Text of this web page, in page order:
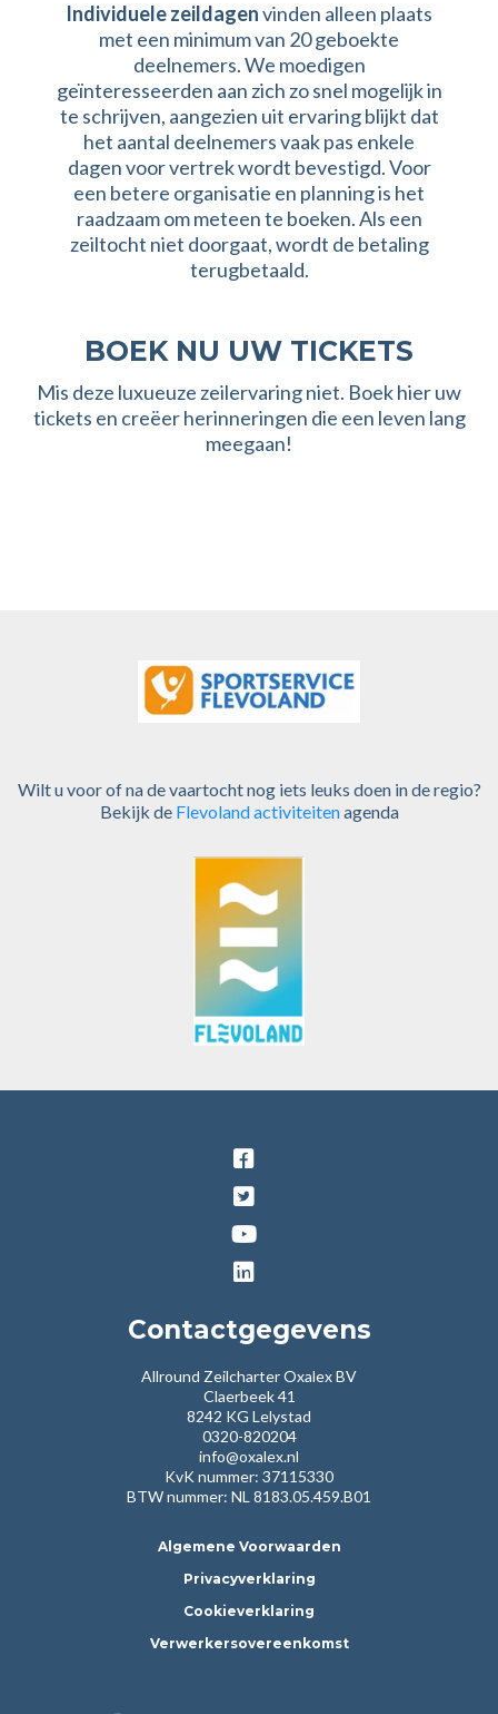
Individuele zeildagenvinden alleen plaats
met een minimum van 20 geboekte
deelnemers. We moedigen
geïnteresseerden aan zich zo snel mogelijk in
te schrijven, aangezien uit ervaring blijkt dat
het aantal deelnemers vaak pas enkele
dagen voor vertrek wordt bevestigd. Voor
een betere organisatie en planning is het
raadzaam om meteen te boeken. Als een
zeiltocht niet doorgaat, wordt de betaling
terugbetaald.
BOEK NU UW TICKETS
Mis deze luxueuze zeilervaring niet. Boek hier uw
tickets en creëer herinneringen die een leven lang
meegaan!
Wilt u voor of na de vaartocht nog iets leuks doen in de regio?
Bekijk de Flevoland activiteitenagenda
Contactgegevens
Allround Zeilcharter Oxalex BV
Claerbeek 41
8242 KG Lelystad
0320-820204
info@oxalex.nl
KvK nummer: 37115330
BTW nummer: NL 8183.05.459.B01
Algemene Voorwaarden
Privacyverklaring
Cookieverklaring
Verwerkersovereenkomst